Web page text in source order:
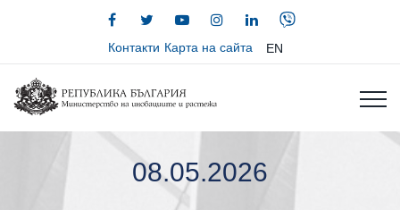
Контакти Карта на сайта EN
08.05.2026